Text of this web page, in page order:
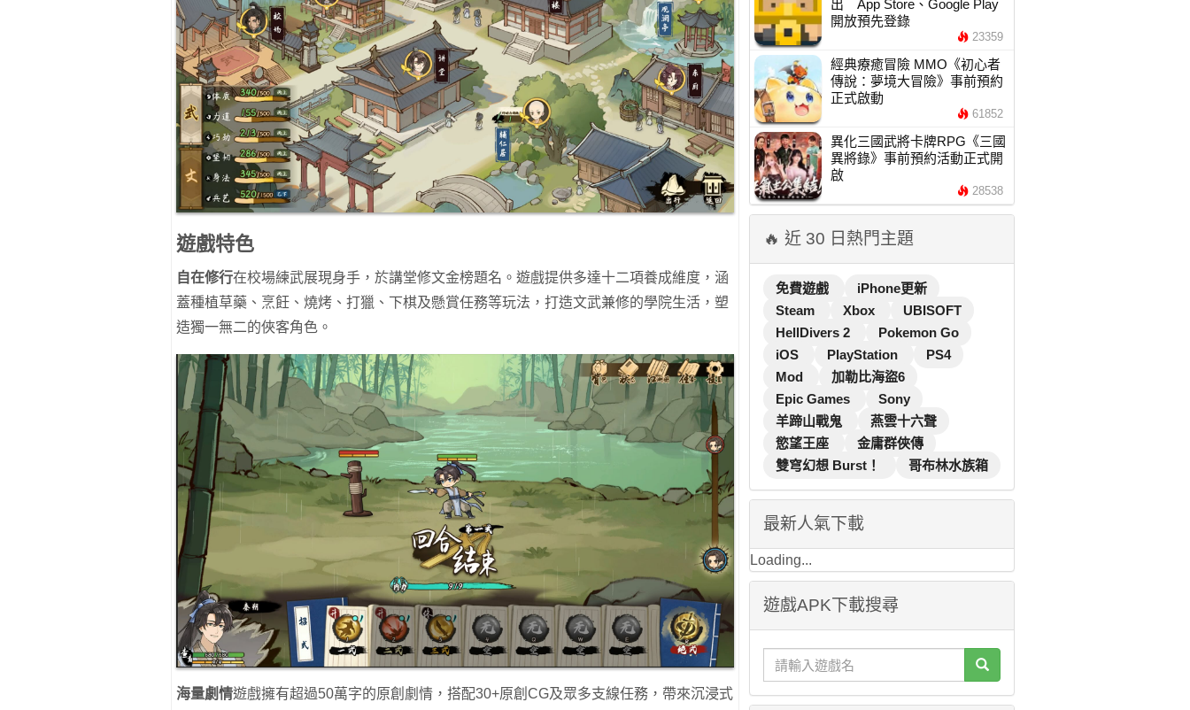
遊戲特色
自在修行在校場練武展現身手，於講堂修文金榜題名。遊戲提供多達十二項養成維度，涵
蓋種植草藥、烹飪、燒烤、打獵、下棋及懸賞任務等玩法，打造文武兼修的學院生活，塑
造獨一無二的俠客角色。
海量劇情遊戲擁有超過50萬字的原創劇情，搭配30+原創CG及眾多支線任務，帶來沉浸式
出 App Store、Google Play
開放預先登錄
23359
經典療癒冒險 MMO《初心者
傳說：夢境大冒險》事前預約
正式啟動
61852
異化三國武將卡牌RPG《三國
異將錄》事前預約活動正式開
啟
28538
🔥 近 30 日熱門主題
免費遊戲
iPhone更新
Steam
Xbox
UBISOFT
HellDivers 2
Pokemon Go
iOS
PlayStation
PS4
Mod
加勒比海盜6
Epic Games
Sony
羊蹄山戰鬼
燕雲十六聲
慾望王座
金庸群俠傳
雙穹幻想 Burst！
哥布林水族箱
最新人氣下載
Loading...
遊戲APK下載搜尋